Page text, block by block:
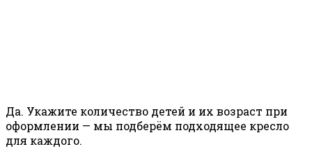
Да. Укажите количество детей и их возраст при
оформлении — мы подберём подходящее кресло
для каждого.